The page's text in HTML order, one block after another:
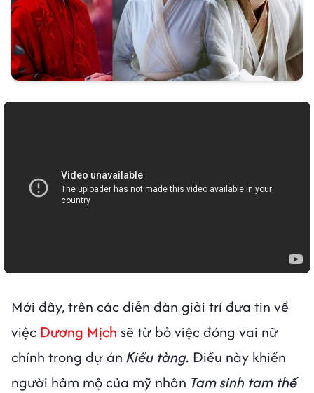
Mới đây, trên các diễn đàn giải trí đưa tin về
việc Dương Mịch sẽ từ bỏ việc đóng vai nữ
chính trong dự án Kiều tàng. Điều này khiến
người hâm mộ của mỹ nhân Tam sinh tam thế